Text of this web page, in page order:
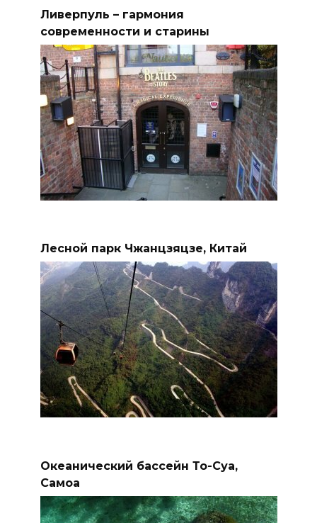
Ливерпуль – гармония
современности и старины
Лесной парк Чжанцзяцзе, Китай
Океанический бассейн То-Суа,
Самоа